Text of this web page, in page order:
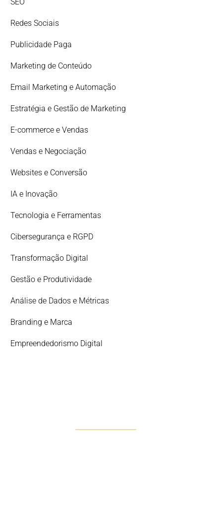
SEO
Redes Sociais
Publicidade Paga
Marketing de Conteúdo
Email Marketing e Automação
Estratégia e Gestão de Marketing
E-commerce e Vendas
Vendas e Negociação
Websites e Conversão
IA e Inovação
Tecnologia e Ferramentas
Cibersegurança e RGPD
Transformação Digital
Gestão e Produtividade
Análise de Dados e Métricas
Branding e Marca
Empreendedorismo Digital